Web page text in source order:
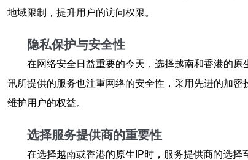
地域限制，提升用户的访问权限。
隐私保护与安全性
在网络安全日益重要的今天，选择越南和香港的原
讯所提供的服务也注重网络的安全性，采用先进的加
维护用户的权益。
选择服务提供商的重要性
在选择越南或香港的原生IP时，服务提供商的选择